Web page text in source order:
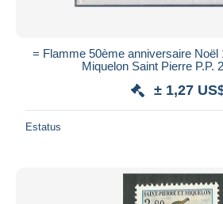
= Flamme 50ème anniversaire Noël
Miquelon Saint Pierre P.P.
± 1,27
Estatus